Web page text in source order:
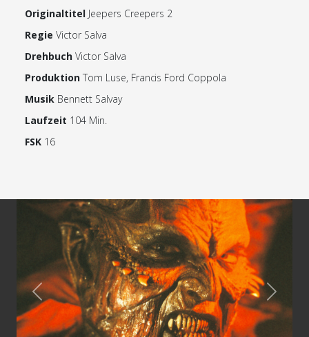
Originaltitel Jeepers Creepers 2
Regie Victor Salva
Drehbuch Victor Salva
Produktion Tom Luse, Francis Ford Coppola
Musik Bennett Salvay
Laufzeit 104 Min.
FSK 16
Previous Next